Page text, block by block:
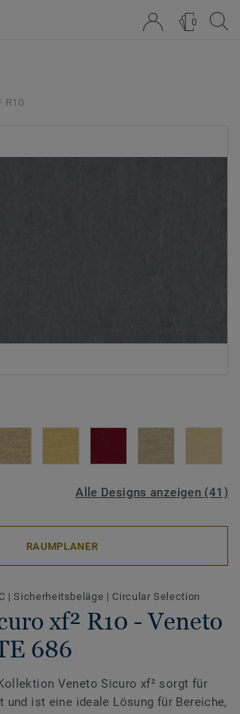
0
R10
Alle Designs anzeigen (41)
RAUMPLANER
|Sicherheitsbeläge | Circular Selection
xf² R10 - Veneto
686
Veneto Sicuro xf² sorgt für
und ist eine ideale Lösung für Bereiche,